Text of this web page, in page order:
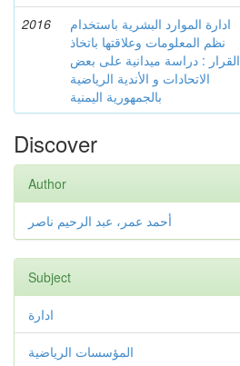
2016
ادارة الموارد البشرية باستخدام
نظم المعلومات وعلاقتها باتخاذ
القرار : دراسة ميدانية على بعض
الاتحادات و الأندية الرياضية
بالجمهورية اليمنية
Discover
Author
أحمد عمر، عبد الرحيم ناصر
Subject
ادارة
المؤسسات الرياضية